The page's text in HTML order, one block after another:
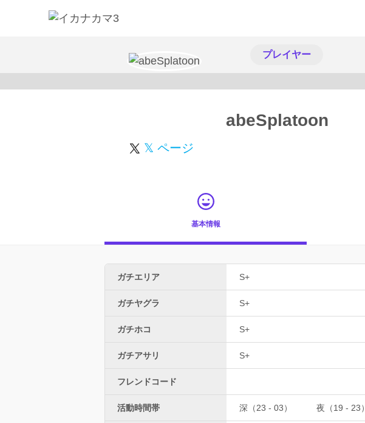
プレイヤー
abeSplatoon
𝕏 ページ
基本情報
ガチエリア S+
ガチヤグラ S+
ガチホコ S+
ガチアサリ S+
フレンドコード
活動時間帯 深（23 - 03） 夜（19 - 23）